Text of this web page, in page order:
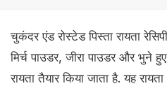
चुकंदर एंड रोस्टेड पिस्ता रायता
मिर्च पाउडर, जीरा पाउडर और भुने
रायता तैयार किया जाता है. यह